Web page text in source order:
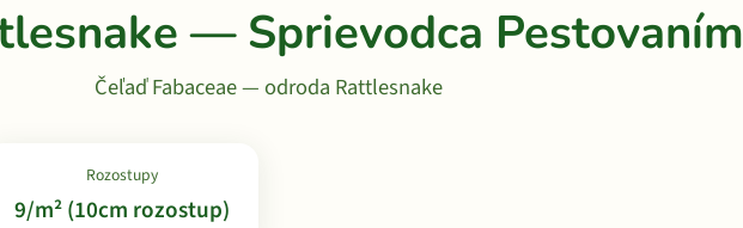
— Sprievodca Pestovaním
Čeľaď Fabaceae — odroda Rattlesnake
Rozostupy
9/m² (10cm rozostup)